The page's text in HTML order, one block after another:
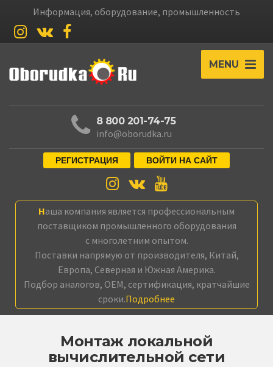
Информация, оборудование, промышленность
MENU
8 800 201-74-75
info@oborudka.ru
РЕГИСТРАЦИЯ ВОЙТИ НА САЙТ
Наша компания является профессиональным
поставщиком промышленного оборудования
с многолетним опытом.
Поставки напрямую от производителя, Китай,
Европа, Северная и Южная Америка.
Подбор аналогов, OEM, сертификация, кратчайшие
сроки.Подробнее
Монтаж локальной
вычислительной сети